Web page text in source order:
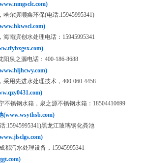
哈尔滨顺鑫环保(电话:15945995341)
南滨创水处理电话：15945995341
泉之源电话：400-186-8688
采用先进水处理技术，400-060-4458
不锈钢水箱，泉之源不锈钢水箱：18504410699
(www.wsythsb.com)
:15945995341)黑龙江玻璃钢化粪池
都污水处理设备，15945995341